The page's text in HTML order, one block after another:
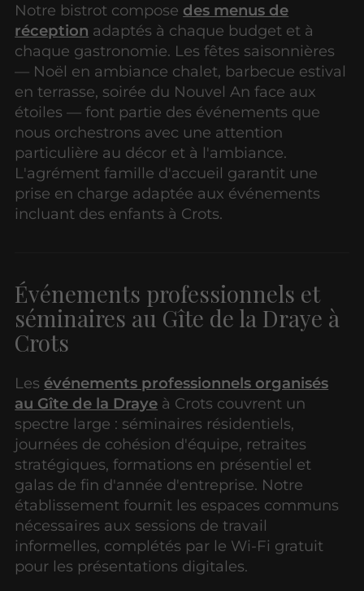
Notre bistrot compose des menus de
réception adaptés à chaque budget et à
chaque gastronomie. Les fêtes saisonnières
— Noël en ambiance chalet, barbecue estival
en terrasse, soirée du Nouvel An face aux
étoiles — font partie des événements que
nous orchestrons avec une attention
particulière au décor et à l'ambiance.
L'agrément famille d'accueil garantit une
prise en charge adaptée aux événements
incluant des enfants à Crots.
Événements professionnels et
séminaires au Gîte de la Draye à
Crots
Les événements professionnels organisés
au Gîte de la Draye à Crots couvrent un
spectre large : séminaires résidentiels,
journées de cohésion d'équipe, retraites
stratégiques, formations en présentiel et
galas de fin d'année d'entreprise. Notre
établissement fournit les espaces communs
nécessaires aux sessions de travail
informelles, complétés par le Wi-Fi gratuit
pour les présentations digitales.